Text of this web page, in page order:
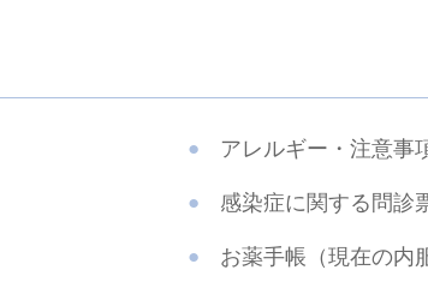
アレルギー・注意事
感染症に関する問診
お薬手帳（現在の内